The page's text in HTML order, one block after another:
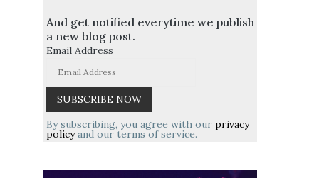
And get notified everytime we publish
a new blog post.
Email Address
By subscribing, you agree with our privacy
policyand our terms of service.